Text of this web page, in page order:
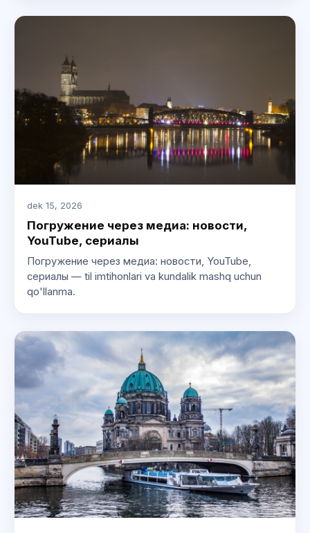
dek 15, 2026
Погружение через медиа: новости,
YouTube, сериалы
Погружение через медиа: новости, YouTube,
сериалы — til imtihonlari va kundalik mashq uchun
qo'llanma.